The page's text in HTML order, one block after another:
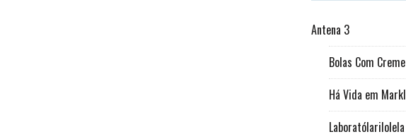
Antena 3
Bolas Com Creme
Há Vida em Markl
Laboratólarilolela